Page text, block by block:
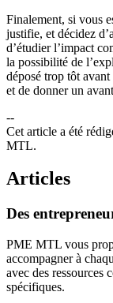
Finalement, si vous
justifie, et décidez
d’étudier l’impact
la possibilité de
déposé trop tôt
et de donner un
--
Cet article a été
MTL.
Articles
Des
PME MTL vous
accompagner à
avec des ressources
spécifiques.